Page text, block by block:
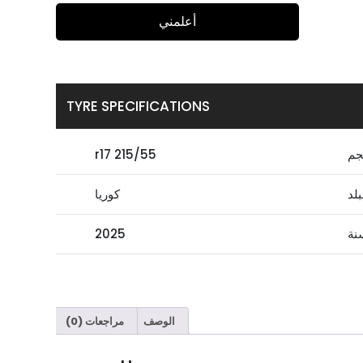
أعلمني
TYRE SPECIFICATIONS
215/55 r17
كوريا
2025
الوصف مراجعات (0)